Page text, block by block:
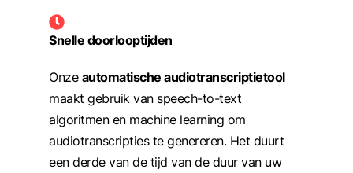
Snelle doorlooptijden
Onze automatische audiotranscriptietool
maakt gebruik van speech-to-text
algoritmen en machine learning om
audiotranscripties te genereren. Het duurt
een derde van de tijd van de duur van uw